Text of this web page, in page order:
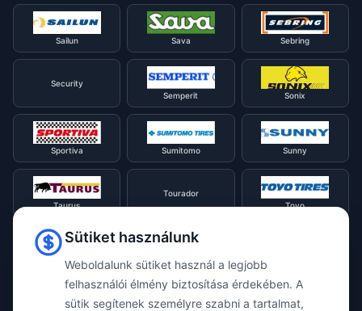
Sailun Sava Sebring
Security
Semperit
Sonix
Sportiva Sumitomo Sunny
Taurus
Tourador
Toyo
Tracmax
Triangle
Viking Voyager
Sütiket használunk
Weboldalunk sütiket használ a legjobb
felhasználói élmény biztosítása érdekében. A
sütik segítenek személyre szabni a tartalmat,